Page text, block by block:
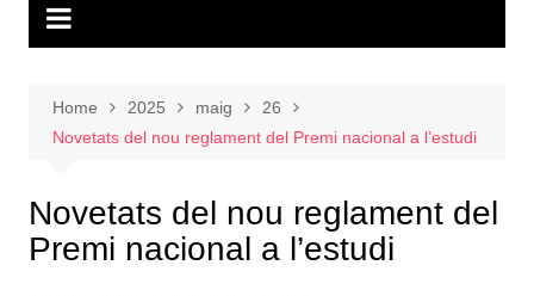
Home 2025 maig
26
Novetats del nou reglament del Premi nacional a l’estudi
Novetats del nou reglament del
Premi nacional a l’estudi